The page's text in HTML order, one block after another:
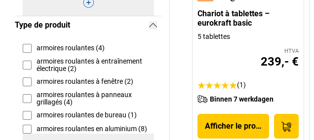
Type de produit
armoires roulantes (4)
armoires roulantes à entraînement
électrique (2)
armoires roulantes à fenêtre (2)
armoires roulantes à panneaux
grillagés (4)
armoires roulantes de bureau (1)
armoires roulantes en aluminium (8)
Chariot à tablettes –
eurokraft basic
5 tablettes
HTVA
239,- €
(1)
Binnen 7 werkdagen
Afficher le produit